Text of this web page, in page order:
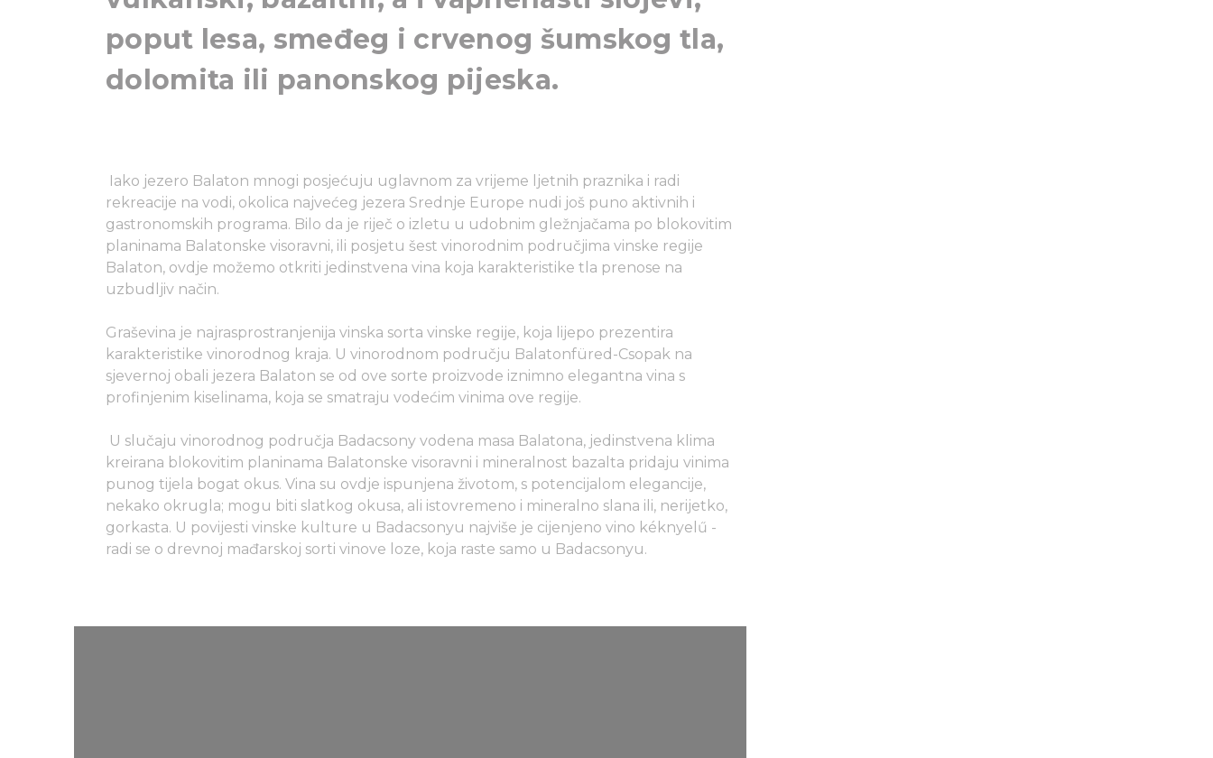
poput lesa, smeđeg i crvenog šumskog tla,
dolomita ili panonskog pijeska.
Iako jezero Balaton mnogi posjećuju uglavnom za vrijeme ljetnih praznika i radi
rekreacije na vodi, okolica najvećeg jezera Srednje Europe nudi još puno aktivnih i
gastronomskih programa. Bilo da je riječ o izletu u udobnim gležnjačama po blokovitim
planinama Balatonske visoravni, ili posjetu šest vinorodnim područjima vinske regije
Balaton, ovdje možemo otkriti jedinstvena vina koja karakteristike tla prenose na
uzbudljiv način.
Graševina je najrasprostranjenija vinska sorta vinske regije, koja lijepo prezentira
karakteristike vinorodnog kraja. U vinorodnom području Balatonfüred-Csopak na
sjevernoj obali jezera Balaton se od ove sorte proizvode iznimno elegantna vina s
profinjenim kiselinama, koja se smatraju vodećim vinima ove regije.
U slučaju vinorodnog područja Badacsony vodena masa Balatona, jedinstvena klima
kreirana blokovitim planinama Balatonske visoravni i mineralnost bazalta pridaju vinima
punog tijela bogat okus. Vina su ovdje ispunjena životom, s potencijalom elegancije,
nekako okrugla; mogu biti slatkog okusa, ali istovremeno i mineralno slana ili, nerijetko,
gorkasta. U povijesti vinske kulture u Badacsonyu najviše je cijenjeno vino kéknyelű -
radi se o drevnoj mađarskoj sorti vinove loze, koja raste samo u Badacsonyu.